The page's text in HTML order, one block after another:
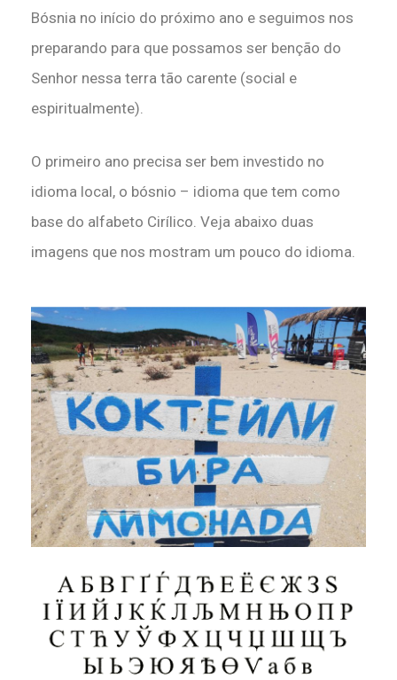
Bósnia no início do próximo ano e seguimos nos
preparando para que possamos ser benção do
Senhor nessa terra tão carente (social e
espiritualmente).
O primeiro ano precisa ser bem investido no
idioma local, o bósnio – idioma que tem como
base do alfabeto Cirílico. Veja abaixo duas
imagens que nos mostram um pouco do idioma.